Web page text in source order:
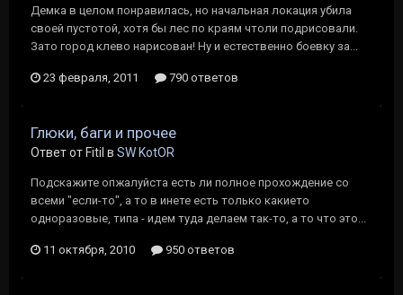
Демка в целом понравилась, но начальная локация убила
своей пустотой, хотя бы лес по краям чтоли подрисовали.
Зато город клево нарисован! Ну и естественно боевку за...
23 февраля, 2011 790 ответов
Глюки, баги и прочее
Ответ от Fitil в SW KotOR
Подскажите опжалуйста есть ли полное прохождение со
всеми "если-то", а то в инете есть только какието
одноразовые, типа - идем туда делаем так-то, а то что это...
11 октября, 2010 950 ответов